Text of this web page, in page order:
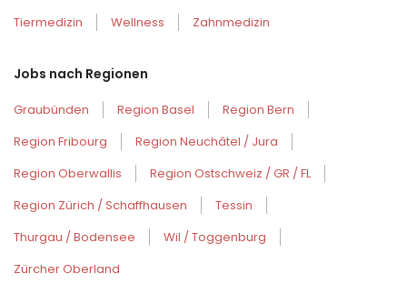
Tiermedizin
Wellness Zahnmedizin
Jobs nach Regionen
Graubünden Region Basel
Region Bern
Region Fribourg
Region Neuchâtel / Jura
Region Oberwallis
Region Ostschweiz / GR / FL
Region Zürich / Schaffhausen
Tessin
Thurgau / Bodensee
Wil / Toggenburg
Zürcher Oberland